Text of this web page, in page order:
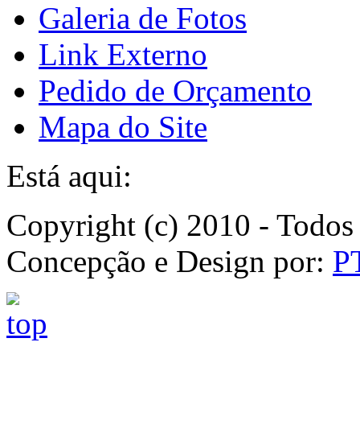
Galeria de Fotos
Link Externo
Pedido de Orçamento
Mapa do Site
Está aqui:
Copyright (c) 2010 -
Concepção e Design por: